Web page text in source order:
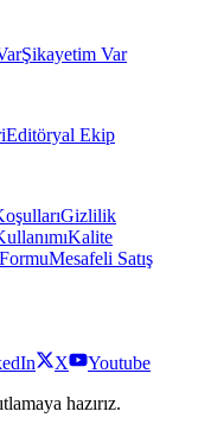
Şikayetim Var
Editöryal Ekip
Gizlilik
Kalite
Mesafeli Satış
X
Youtube
hazırız.